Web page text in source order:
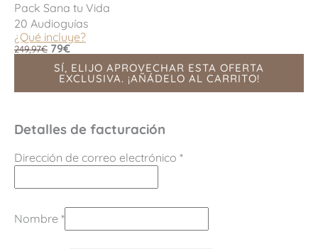
Pack Sana tu Vida
20 Audioguías
¿Qué incluye?
249,97€ 79€
SÍ, ELIJO APROVECHAR ESTA OFERTA
EXCLUSIVA. ¡AÑÁDELO AL CARRITO!
Detalles de facturación
Dirección de correo electrónico *
Nombre *